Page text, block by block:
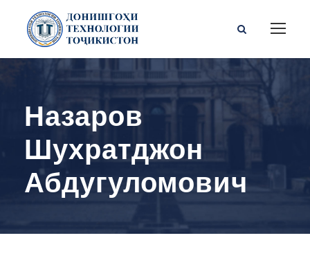
Назаров
Шухратджон
Абдугуломович